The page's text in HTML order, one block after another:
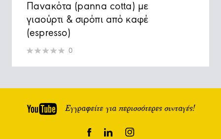
Πανακότα (panna cotta) με
γιαούρτι & σιρόπι από καφέ
(espresso)
0
Εγγραφείτε για περισσότερες συνταγές!